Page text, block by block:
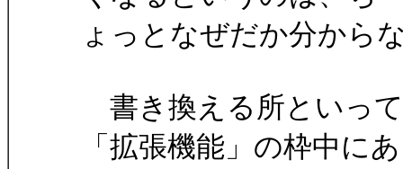
ょっとなぜだか分から
書き換える所といっ
「拡張機能」の枠中にあ